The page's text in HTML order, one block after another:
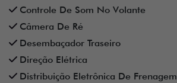
Controle De Som No Volante
Câmera De Ré
Desembaçador Traseiro
Direção Elétrica
Distribuição Eletrônica De Frenagem